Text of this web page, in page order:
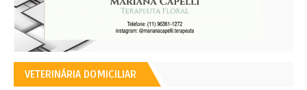
VETERINÁRIA DOMICILIAR